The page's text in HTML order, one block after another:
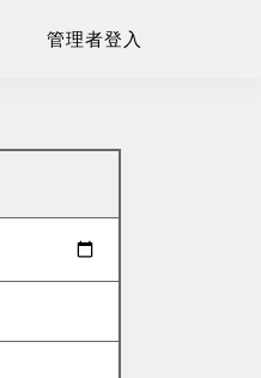
管理者登入